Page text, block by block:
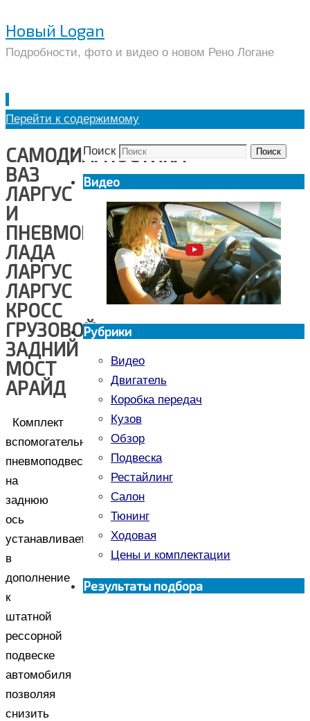
Новый Logan
Подробности, фото и видео о новом Рено Логане
Перейти к содержимому
САМОДИАГНОСТИКА
ВАЗ
ЛАРГУС
И
ПНЕВМОПОДВЕСКИ
ЛАДА
ЛАРГУС
ЛАРГУС
КРОСС
ГРУЗОВОЙ
ЗАДНИЙ
МОСТ
АРАЙД
Комплект
вспомогательной
пневмоподвески
на
заднюю
ось
устанавливается
в
дополнение
к
штатной
рессорной
подвеске
автомобиля
позволяя
снизить
Поиск Поиск
Видео
Рубрики
Видео
Двигатель
Коробка передач
Кузов
Обзор
Подвеска
Рестайлинг
Салон
Тюнинг
Ходовая
Цены и комплектации
Результаты подбора